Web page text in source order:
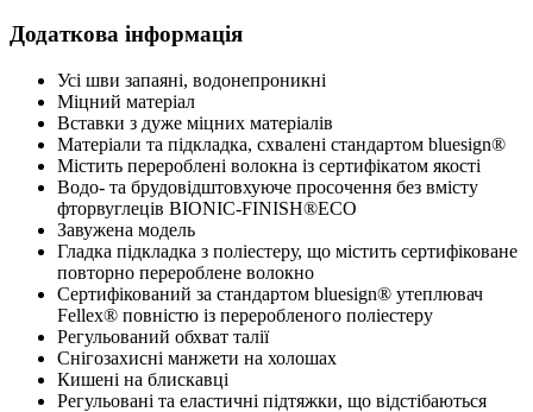
Додаткова інформація
Усі шви запаяні, водонепроникні
Міцний матеріал
Вставки з дуже міцних матеріалів
Матеріали та підкладка, схвалені стандартом bluesign®
Містить перероблені волокна із сертифікатом якості
Водо- та брудовідштовхуюче просочення без вмісту
фторвуглеців BIONIC-FINISH®ECO
Завужена модель
Гладка підкладка з поліестеру, що містить сертифіковане
повторно перероблене волокно
Сертифікований за стандартом bluesign® утеплювач
Fellex® повністю із переробленого поліестеру
Регульований обхват талії
Снігозахисні манжети на холошах
Кишені на блискавці
Регульовані та еластичні підтяжки, що відстібаються